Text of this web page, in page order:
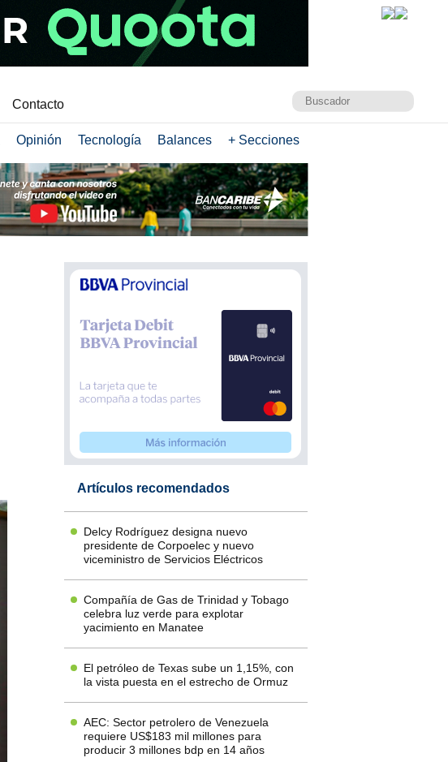
Contacto
Opinión Tecnología Balances + Secciones
Artículos recomendados
Delcy Rodríguez designa nuevo
presidente de Corpoelec y nuevo
viceministro de Servicios Eléctricos
Compañía de Gas de Trinidad y Tobago
celebra luz verde para explotar
yacimiento en Manatee
El petróleo de Texas sube un 1,15%, con
la vista puesta en el estrecho de Ormuz
AEC: Sector petrolero de Venezuela
requiere US$183 mil millones para
producir 3 millones bdp en 14 años